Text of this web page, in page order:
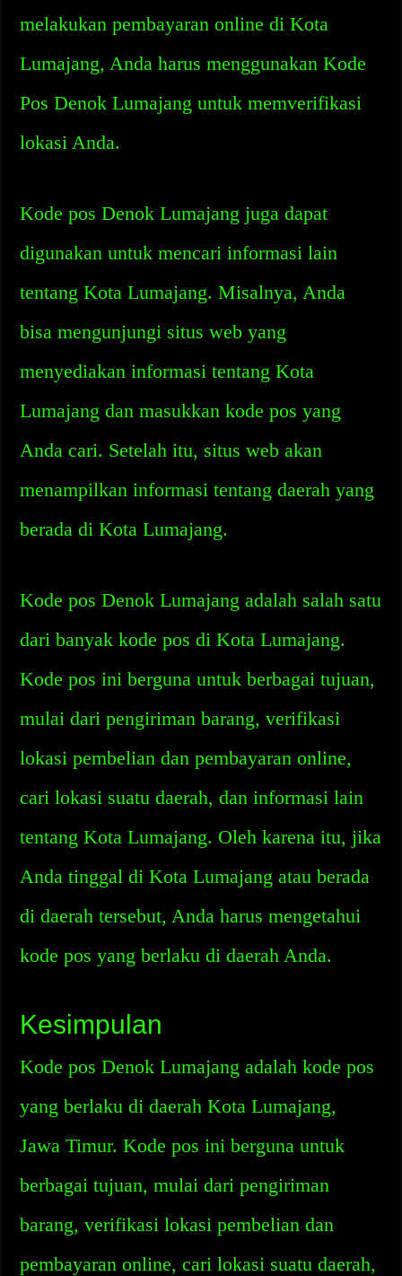
melakukan pembayaran online di Kota
Lumajang, Anda harus menggunakan Kode
Pos Denok Lumajang untuk memverifikasi
lokasi Anda.
Kode pos Denok Lumajang juga dapat
digunakan untuk mencari informasi lain
tentang Kota Lumajang. Misalnya, Anda
bisa mengunjungi situs web yang
menyediakan informasi tentang Kota
Lumajang dan masukkan kode pos yang
Anda cari. Setelah itu, situs web akan
menampilkan informasi tentang daerah yang
berada di Kota Lumajang.
Kode pos Denok Lumajang adalah salah satu
dari banyak kode pos di Kota Lumajang.
Kode pos ini berguna untuk berbagai tujuan,
mulai dari pengiriman barang, verifikasi
lokasi pembelian dan pembayaran online,
cari lokasi suatu daerah, dan informasi lain
tentang Kota Lumajang. Oleh karena itu, jika
Anda tinggal di Kota Lumajang atau berada
di daerah tersebut, Anda harus mengetahui
kode pos yang berlaku di daerah Anda.
Kesimpulan
Kode pos Denok Lumajang adalah kode pos
yang berlaku di daerah Kota Lumajang,
Jawa Timur. Kode pos ini berguna untuk
berbagai tujuan, mulai dari pengiriman
barang, verifikasi lokasi pembelian dan
pembayaran online, cari lokasi suatu daerah,